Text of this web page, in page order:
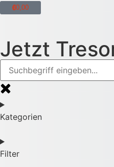
€0,00
0
Jetzt
Kategorien
Filter